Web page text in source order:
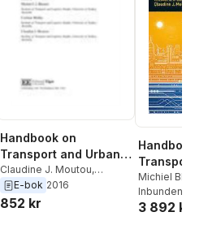
Handbook on
Transport and Urban
Planning in the
Developed World
Claudine J. Moutou,
Corinne Mulley
Bliemer
E-bok 2016
852 kr
Handbook on
Transport
Planning in
Developed
Michiel Bliemer
Mulley,Claudine
Inbunden
3 892 kr